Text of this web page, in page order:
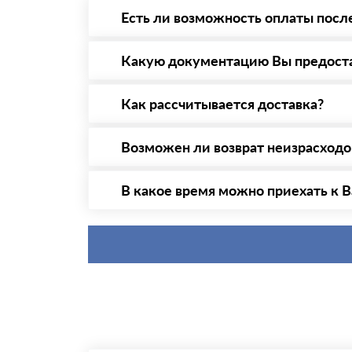
Есть ли возможность оплаты
то Вы вправе от него отказаться.
Какую документацию Вы
Как рассчитывается доставка?
стоимости и сроков доставки, которые
Возможен ли возврат
В какое время можно приехать к